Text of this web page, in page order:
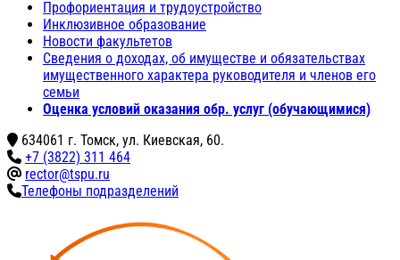
Профориентация и трудоустройство
Инклюзивное образование
Новости факультетов
Сведения о доходах, об имуществе и обязательствах
имущественного характера руководителя и членов его
семьи
Оценка условий оказания обр. услуг (обучающимися)
634061 г. Томск, ул. Киевская, 60.
+7 (3822) 311 464
rector@tspu.ru
Телефоны подразделений